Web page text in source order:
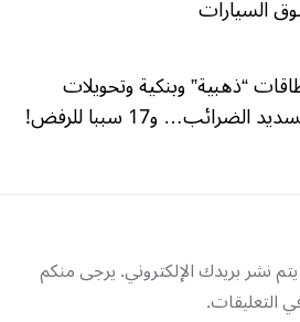
السيارات
“ذهبية” وبنكية وتحويلات
الضرائب… و17 سببا للرفض!
نشر بريدك الإلكتروني. يرجى منكم
التعليقات.